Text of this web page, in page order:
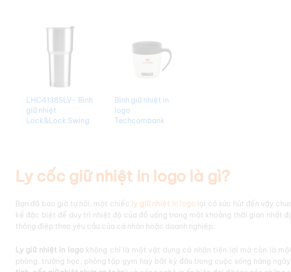
LHC4138SLV- Bình
giữ nhiệt
Lock&Lock Swing
Bình giữ nhiệt in
logo
Techcombank
Ly cốc giữ nhiệt in logo là gì?
Bạn đã bao giờ tự hỏi, một chiếc ly giữ nhiệt in logolại có sức hút đến vậy
kế đặc biệt để duy trì nhiệt độ của đồ uống trong một khoảng thời gian nhất
thông điệp theo yêu cầu của cá nhân hoặc doanh nghiệp.
Ly giữ nhiệt in logo không chỉ là một vật dụng cá nhân tiện lợi mà còn là
phòng, trường học, phòng tập gym hay bất kỳ đâu trong cuộc sống hàng